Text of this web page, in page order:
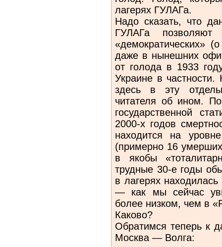
лагерях ГУЛАГа.
Надо сказать, что
ГУЛАГа
«демократических»
даже в нынешних
от голода в 1933
Украине в
здесь в эту
читателя об ином.
государственной
2000-х годов
находится на
(примерно 16
в якобы
трудные 30-е годы
в лагерях
— как мы сейчас
более низком, чем в
Каково?
Обратимся теперь к
Москва — Волга: